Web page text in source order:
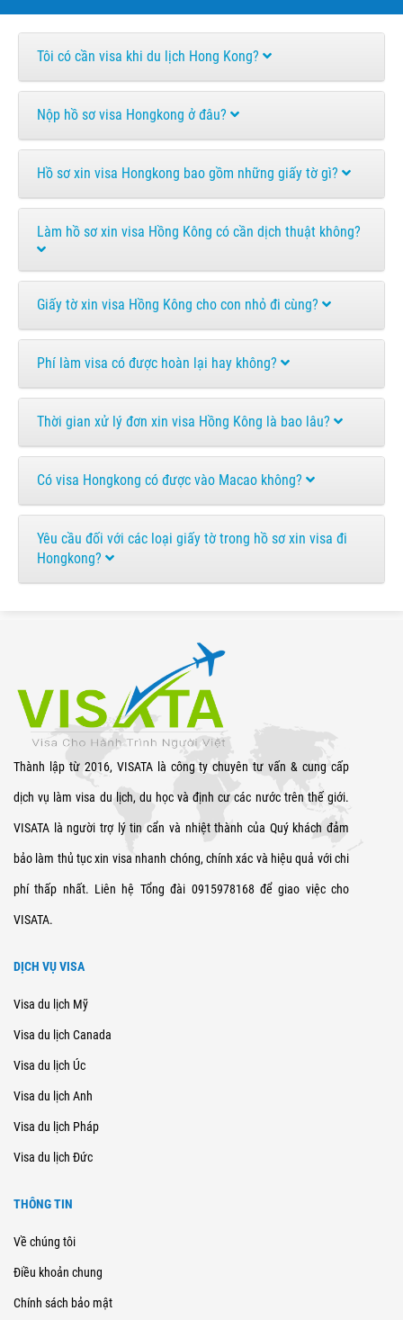
Tôi có cần visa khi du lịch Hong Kong?
Nộp hồ sơ visa Hongkong ở đâu?
Hồ sơ xin visa Hongkong bao gồm những giấy tờ gì?
Làm hồ sơ xin visa Hồng Kông có cần dịch thuật không?
Giấy tờ xin visa Hồng Kông cho con nhỏ đi cùng?
Phí làm visa có được hoàn lại hay không?
Thời gian xử lý đơn xin visa Hồng Kông là bao lâu?
Có visa Hongkong có được vào Macao không?
Yêu cầu đối với các loại giấy tờ trong hồ sơ xin visa đi
Hongkong?
Thành lập từ 2016, VISATA là công ty chuyên tư vấn & cung cấp
dịch vụ làm visa du lịch, du học và định cư các nước trên thế giới.
VISATA là người trợ lý tin cẩn và nhiệt thành của Quý khách đảm
bảo làm thủ tục xin visa nhanh chóng, chính xác và hiệu quả với chi
phí thấp nhất. Liên hệ Tổng đài 0915978168 để giao việc cho
VISATA.
DỊCH VỤ VISA
Visa du lịch Mỹ
Visa du lịch Canada
Visa du lịch Úc
Visa du lịch Anh
Visa du lịch Pháp
Visa du lịch Đức
THÔNG TIN
Về chúng tôi
Điều khoản chung
Chính sách bảo mật